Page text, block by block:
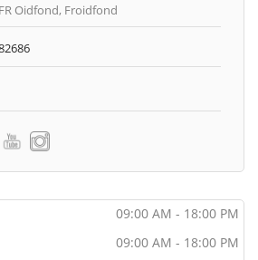
Oidfond, Froidfond
09:00 AM - 18:00 PM
09:00 AM - 18:00 PM